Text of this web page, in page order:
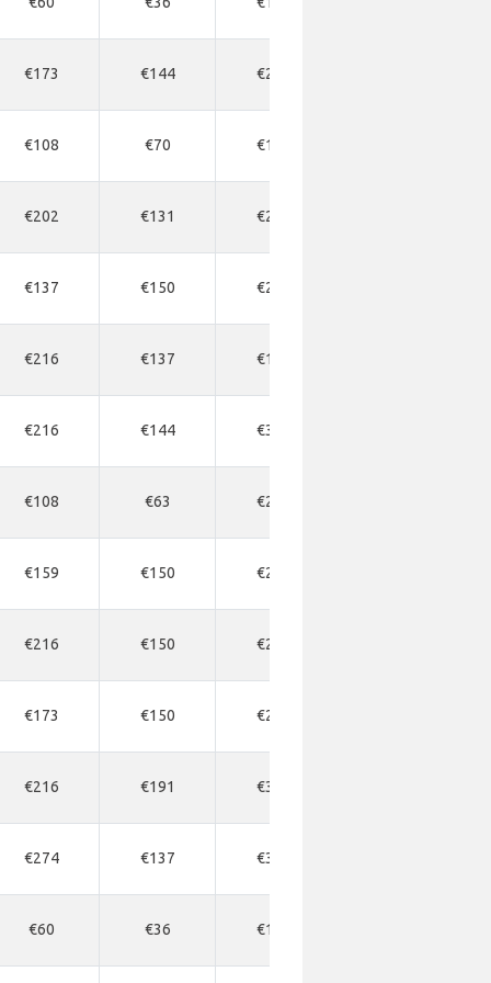
€173 €144 €260
€108 €70 €124
€202 €131 €288
€137 €150 €220
€216 €137 €191
€216 €144 €332
€108 €63 €260
€159 €150 €246
€216 €150 €206
€173 €150 €288
€216 €191 €317
€274 €137 €317
€60 €36 €130